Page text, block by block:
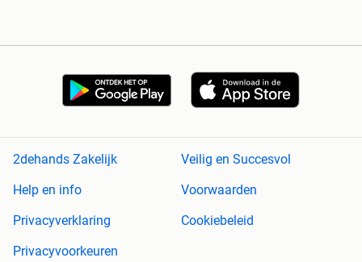
2dehands Zakelijk
Veilig en Succesvol
Help en info
Voorwaarden
Privacyverklaring
Cookiebeleid
Privacyvoorkeuren